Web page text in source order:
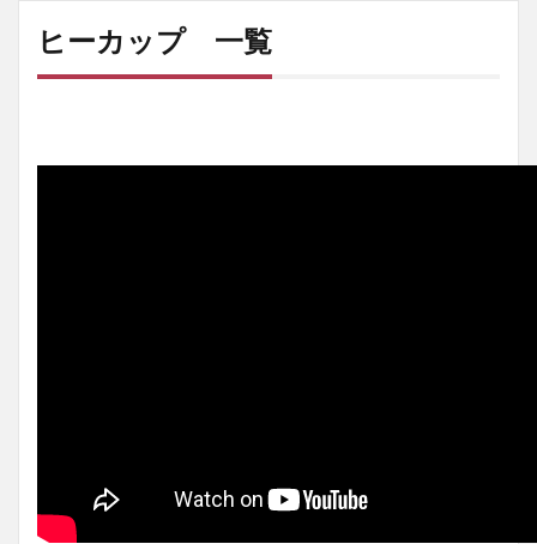
ヒーカップ 一覧